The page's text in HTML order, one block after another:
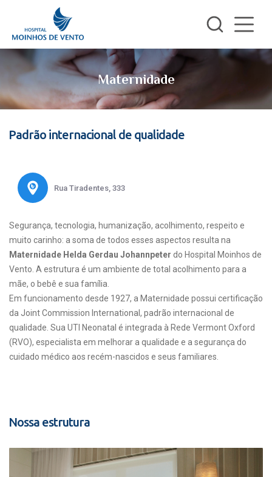
Maternidade
Padrão internacional de qualidade
Rua Tiradentes, 333
Segurança, tecnologia, humanização, acolhimento, respeito e
muito carinho: a soma de todos esses aspectos resulta na
Maternidade Helda Gerdau Johannpeter do Hospital Moinhos de
Vento. A estrutura é um ambiente de total acolhimento para a
mãe, o bebê e sua família.
Em funcionamento desde 1927, a Maternidade possui certificação
da Joint Commission International, padrão internacional de
qualidade. Sua UTI Neonatal é integrada à Rede Vermont Oxford
(RVO), especialista em melhorar a qualidade e a segurança do
cuidado médico aos recém-nascidos e seus familiares.
Nossa estrutura